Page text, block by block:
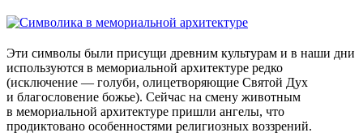
Эти символы были присущи древним культурам и в наши дни
используются в мемориальной архитектуре редко
(исключение — голуби, олицетворяющие Святой Дух
и благословение божье). Сейчас на смену животным
в мемориальной архитектуре пришли ангелы, что
продиктовано особенностями религиозных воззрений.